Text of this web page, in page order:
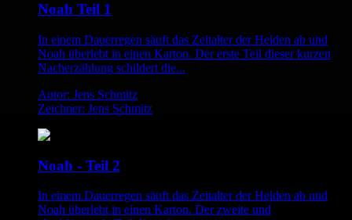
Noah Teil 1
In einem Dauerregen säuft das Zeitalter der Helden ab und
Noah überlebt in einen Karton. Der erste Teil dieser kurzen
Nacherzählung schildert die...
Autor: Jens Schmitz
Zeichner: Jens Schmitz
Noah - Teil 2
In einem Dauerregen säuft das Zeitalter der Helden ab und
Noah überlebt in einen Karton. Der zweite und